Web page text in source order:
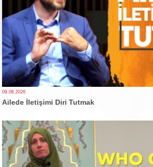
09.08.2026
Ailede İletişimi Diri Tutmak